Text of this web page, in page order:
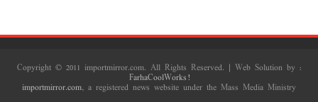
Copyright © 2011 importmirror.com. All Rights Reserved. | Web Solution by :
FarhaCoolWorks!
importmirror.com, a registered news website under the Mass Media Ministry